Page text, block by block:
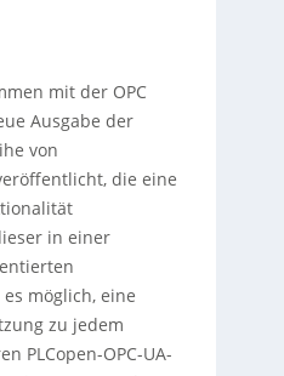
mit der OPC
Ausgabe der
von
die eine
in einer
möglich, eine
zu jedem
PLCopen-OPC-UA-